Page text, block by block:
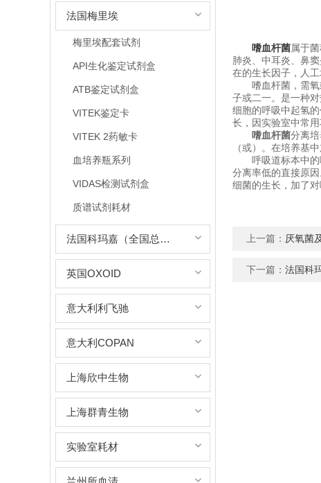
法国梅里埃
梅里埃配套试剂
API生化鉴定试剂盒
ATB鉴定试剂盒
VITEK鉴定卡
VITEK 2药敏卡
血培养瓶系列
VIDAS检测试剂盒
质谱试剂耗材
法国科玛嘉（全国总代理）
英国OXOID
意大利利飞驰
意大利COPAN
上海欣中生物
上海群青生物
实验室耗材
嗜血杆菌属于
肺炎、中耳炎、鼻
在的生长因子，人
嗜血杆菌，需氧或
子或二一。是一种
细胞的呼吸中起氢
长，因实验室中常
嗜血杆菌分离
（或）。在培养基
呼吸道标本中的嗜
分离率低的直接原
细菌的生长，加了
上一篇： 厌氧菌
下一篇： 法国科